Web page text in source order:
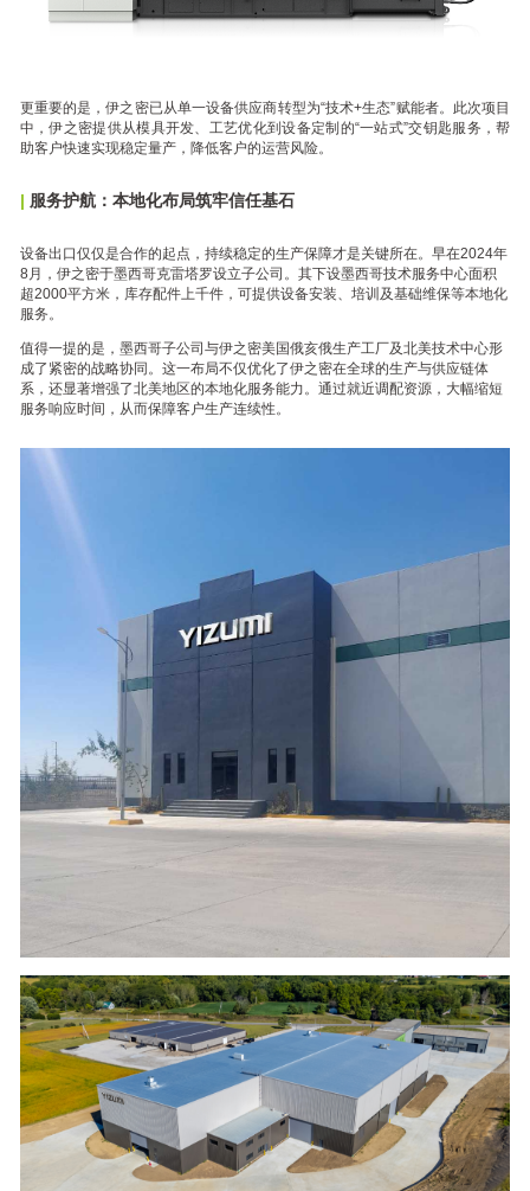
更重要的是，伊之密已从单一设备供应商转型为“技术+生态”赋能者。此次项目
中，伊之密提供从模具开发、工艺优化到设备定制的“一站式”交钥匙服务，帮
助客户快速实现稳定量产，降低客户的运营风险。
| 服务护航：本地化布局筑牢信任基石
设备出口仅仅是合作的起点，持续稳定的生产保障才是关键所在。早在2024年
8月，伊之密于墨西哥克雷塔罗设立子公司。其下设墨西哥技术服务中心面积
超2000平方米，库存配件上千件，可提供设备安装、培训及基础维保等本地化
服务。
值得一提的是，墨西哥子公司与伊之密美国俄亥俄生产工厂及北美技术中心形
成了紧密的战略协同。这一布局不仅优化了伊之密在全球的生产与供应链体
系，还显著增强了北美地区的本地化服务能力。通过就近调配资源，大幅缩短
服务响应时间，从而保障客户生产连续性。